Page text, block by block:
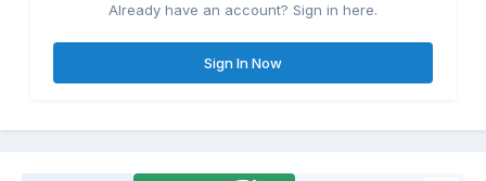
Already have an account? Sign in here.
Sign In Now